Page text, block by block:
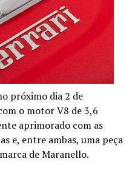
próximo dia 2 de
o motor V8 de 3,6
aprimorado com as
e, entre ambas, uma peça
de Maranello.